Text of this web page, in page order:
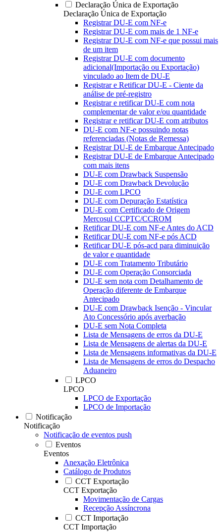
Declaração Única de Exportação
Declaração Única de Exportação
Registrar DU-E com NF-e
Registrar DU-E com mais de 1 NF-e
Registrar DU-E com NF-e que possui mais
de um item
Registrar DU-E com documento
adicional(Importação ou Exportação)
vinculado ao Item de DU-E
Registrar e Retificar DU-E - Ciente da
análise de pré-registro
Registrar e retificar DU-E com nota
complementar de valor e/ou quantidade
Registrar e retificar DU-E com atributos
DU-E com NF-e possuindo notas
referenciadas (Notas de Remessa)
Registrar DU-E de Embarque Antecipado
Registrar DU-E de Embarque Antecipado
com mais itens
DU-E com Drawback Suspensão
DU-E com Drawback Devolução
DU-E com LPCO
DU-E com Depuração Estatística
DU-E com Certificado de Origem
Mercosul CCPTC/CCROM
Retificar DU-E com NF-e Antes do ACD
Retificar DU-E com NF-e pós ACD
Retificar DU-E pós-acd para diminuição
de valor e quantidade
DU-E com Tratamento Tributário
DU-E com Operação Consorciada
DU-E sem nota com Detalhamento de
Operação diferente de Embarque
Antecipado
DU-E com Drawback Isenção - Vincular
Ato Concessório após averbação
DU-E sem Nota Completa
Lista de Mensagens de erros da DU-E
Lista de Mensagens de alertas da DU-E
Lista de Mensagens informativas da DU-E
Lista de Mensagens de erros do Despacho
Aduaneiro
LPCO
LPCO
LPCO de Exportação
LPCO de Importação
Notificação
Notificação
Notificação de eventos push
Eventos
Eventos
Anexação Eletrônica
Catálogo de Produtos
CCT Exportação
CCT Exportação
Movimentação de Cargas
Recepção Assíncrona
CCT Importação
CCT Importação